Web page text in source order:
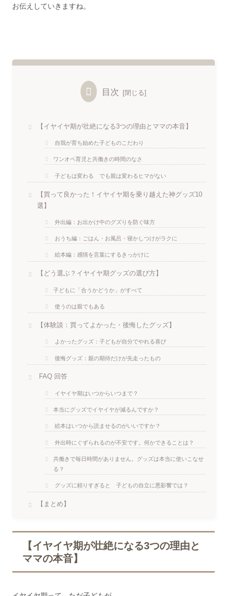
お伝えしていきますね。
目次
【イヤイヤ期が壮絶になる3つの理由とママの本音】
自我が育ち始めた子どものこだわり
ワンオペ育児と共働きの時間のなさ
子どもは変わる でも親は変わるヒマがない
【買って良かった！イヤイヤ期を乗り越えた神グッズ10
選】
外出編：お出かけ中のグズりを防ぐ味方
おうち編：ごはん・お風呂・寝かしつけがラクに
絵本編：感情を言葉にするきっかけに
【どう選ぶ？イヤイヤ期グッズの選び方】
子どもに「合うかどうか」がすべて
使うのは親でもある
【体験談：買ってよかった・後悔したグッズ】
よかったグッズ：子どもが自分でやれる喜び
後悔グッズ：親の期待だけが先走ったもの
FAQ 回答
イヤイヤ期はいつからいつまで？
本当にグッズでイヤイヤが減るんですか？
絵本はいつから読ませるのがいいですか？
外出時にぐずられるのが不安です。何かできることは？
共働きで毎日時間がありません。グッズは本当に使いこなせ
る？
グッズに頼りすぎると 子どもの自立に悪影響では？
【まとめ】
【イヤイヤ期が壮絶になる3つの理由と
ママの本音】